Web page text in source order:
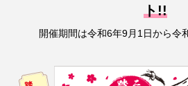
ト!!
開催期間は令和6年9月1日から令